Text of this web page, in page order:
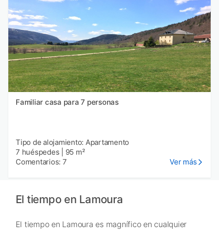
Familiar casa para 7 personas
Tipo de alojamiento: Apartamento
7 huéspedes
95 m²
Comentarios: 7
Ver más
El tiempo en Lamoura
El tiempo en Lamoura es magnífico en cualquier